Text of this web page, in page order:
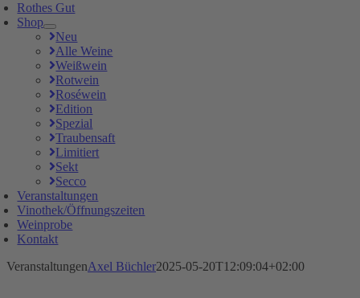
Rothes Gut
Shop
Neu
Alle Weine
Weißwein
Rotwein
Roséwein
Edition
Spezial
Traubensaft
Limitiert
Sekt
Secco
Veranstaltungen
Vinothek/Öffnungszeiten
Weinprobe
Kontakt
VeranstaltungenAxel Büchler2025-05-20T12:09:04+02:00